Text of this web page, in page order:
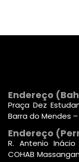
Endereço
Praça Dez
Barra do Mendes
Endereço
R. Antenio
COHAB